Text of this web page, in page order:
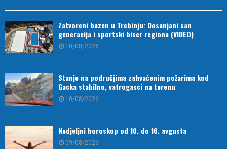
Zatvoreni bazen u Trebinju: Dosanjani san
generacija i sportski biser regiona (VIDEO)
10/08/2026
Stanje na područjima zahvaćenim požarima kod
Gacka stabilno, vatrogasci na terenu
10/08/2026
Nedjeljni horoskop od 10. do 16. avgusta
09/08/2026